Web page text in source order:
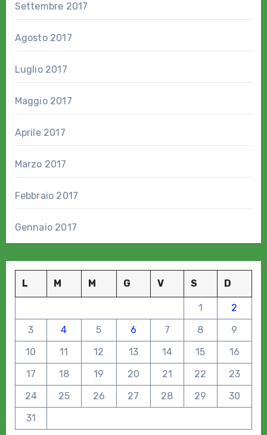
Settembre 2017
Agosto 2017
Luglio 2017
Maggio 2017
Aprile 2017
Marzo 2017
Febbraio 2017
Gennaio 2017
L M M G V S D
1
2
3
4 5 6 7 8
9
10
11 12 13 14 15
16
17
18 19 20 21 22
23
24
25 26 27 28 29
30
31